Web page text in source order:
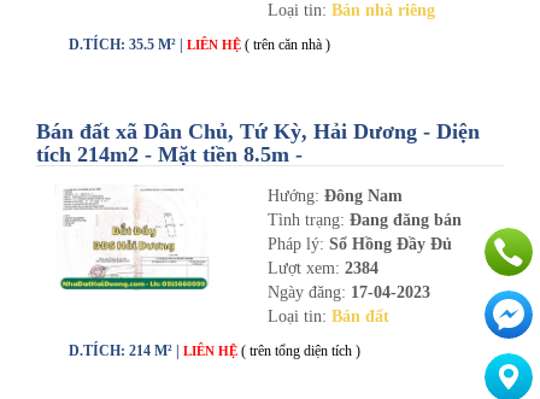
Loại tin: Bán nhà riêng
D.TÍCH: 35.5 M² | LIÊN HỆ ( trên căn nhà )
Bán đất xã Dân Chủ, Tứ Kỳ, Hải Dương - Diện
tích 214m2 - Mặt tiền 8.5m -
Hướng: Đông Nam
Tình trạng: Đang đăng bán
Pháp lý: Sổ Hồng Đầy Đủ
Lượt xem: 2384
Ngày đăng: 17-04-2023
Loại tin: Bán đất
D.TÍCH: 214 M² | LIÊN HỆ ( trên tổng diện tích )